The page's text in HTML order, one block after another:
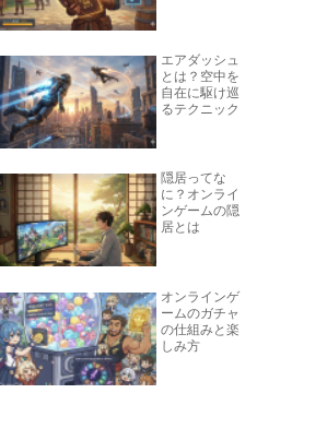
エアダッシュ
とは？空中を
自在に駆け巡
るテクニック
隠居ってな
に？オンライ
ンゲームの隠
居とは
オンラインゲ
ームのガチャ
の仕組みと楽
しみ方